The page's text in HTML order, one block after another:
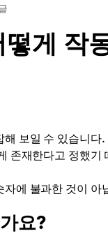
게 작
해 보일 수 있습니
존재한다고 정했
에 불과한 것이
요?